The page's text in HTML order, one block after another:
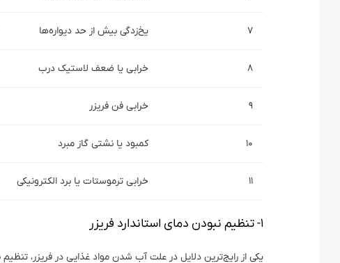
۷ یخ‌زدگی بیش از حد دیواره‌ها
۸ خرابی یا ضعف لاستیک درب
۹ خرابی فن فریزر
۱۰ کمبود یا نشتی گاز مبرد
۱۱ خرابی ترموستات یا برد الکترونیکی
۱- تنظیم نبودن دمای استاندارد فریزر